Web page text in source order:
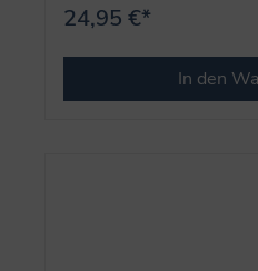
24,95 €*
In den